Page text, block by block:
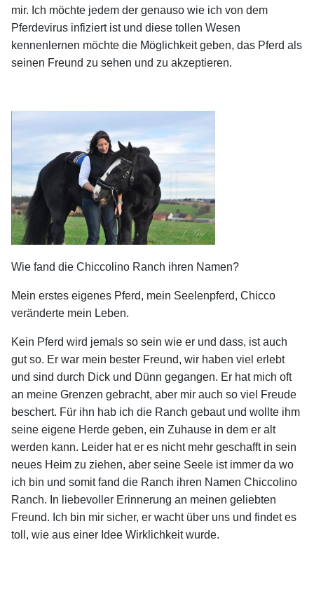
mir. Ich möchte jedem der genauso wie ich von dem
Pferdevirus infiziert ist und diese tollen Wesen
kennenlernen möchte die Möglichkeit geben, das Pferd als
seinen Freund zu sehen und zu akzeptieren.
Wie fand die Chiccolino Ranch ihren Namen?
Mein erstes eigenes Pferd, mein Seelenpferd, Chicco
veränderte mein Leben.
Kein Pferd wird jemals so sein wie er und dass, ist auch
gut so. Er war mein bester Freund, wir haben viel erlebt
und sind durch Dick und Dünn gegangen. Er hat mich oft
an meine Grenzen gebracht, aber mir auch so viel Freude
beschert. Für ihn hab ich die Ranch gebaut und wollte ihm
seine eigene Herde geben, ein Zuhause in dem er alt
werden kann. Leider hat er es nicht mehr geschafft in sein
neues Heim zu ziehen, aber seine Seele ist immer da wo
ich bin und somit fand die Ranch ihren Namen Chiccolino
Ranch. In liebevoller Erinnerung an meinen geliebten
Freund. Ich bin mir sicher, er wacht über uns und findet es
toll, wie aus einer Idee Wirklichkeit wurde.